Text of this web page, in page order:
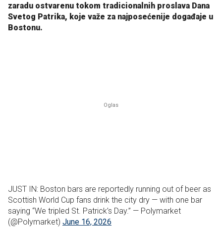
zaradu ostvarenu tokom tradicionalnih proslava Dana
Svetog Patrika, koje važe za najposećenije događaje u
Bostonu.
JUST IN: Boston bars are reportedly running out of beer as
Scottish World Cup fans drink the city dry — with one bar
saying “We tripled St. Patrick’s Day.” — Polymarket
(@Polymarket) June 16, 2026